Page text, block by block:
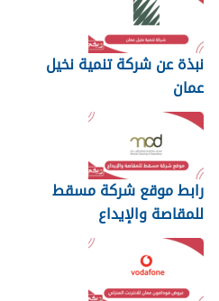
نبذة عن شركة تنمية نخيل
عمان
رابط موقع شركة مسقط
للمقاصة والإيداع